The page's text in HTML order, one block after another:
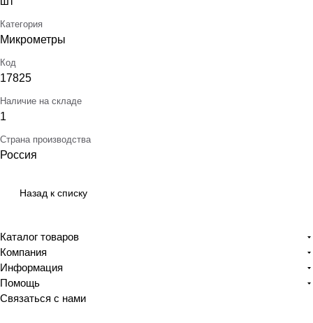
Категория
Микрометры
Код
17825
Наличие на складе
1
Страна производства
Россия
Назад к списку
Каталог товаров
Компания
Информация
Помощь
Связаться с нами